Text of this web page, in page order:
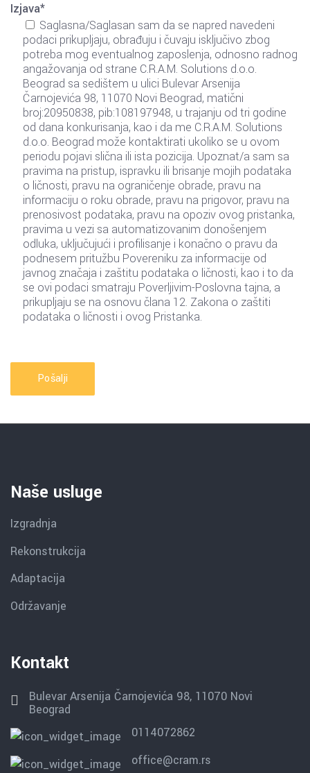
Izjava*
Saglasna/Saglasan sam da se napred navedeni
podaci prikupljaju, obrađuju i čuvaju isključivo zbog
potreba mog eventualnog zaposlenja, odnosno radnog
angažovanja od strane C.R.A.M. Solutions d.o.o.
Beograd sa sedištem u ulici Bulevar Arsenija
Čarnojevića 98, 11070 Novi Beograd, matični
broj:20950838, pib:108197948, u trajanju od tri godine
od dana konkurisanja, kao i da me C.R.A.M. Solutions
d.o.o. Beograd može kontaktirati ukoliko se u ovom
periodu pojavi slična ili ista pozicija. Upoznat/a sam sa
pravima na pristup, ispravku ili brisanje mojih podataka
o ličnosti, pravu na ograničenje obrade, pravu na
informaciju o roku obrade, pravu na prigovor, pravu na
prenosivost podataka, pravu na opoziv ovog pristanka,
pravima u vezi sa automatizovanim donošenjem
odluka, uključujući i profilisanje i konačno o pravu da
podnesem pritužbu Povereniku za informacije od
javnog značaja i zaštitu podataka o ličnosti, kao i to da
se ovi podaci smatraju Poverljivim-Poslovna tajna, a
prikupljaju se na osnovu člana 12. Zakona o zaštiti
podataka o ličnosti i ovog Pristanka.
Pošalji
Naše usluge
Izgradnja
Rekonstrukcija
Adaptacija
Održavanje
Kontakt
Bulevar Arsenija Čarnojevića 98, 11070 Novi
Beograd
0114072862
office@cram.rs